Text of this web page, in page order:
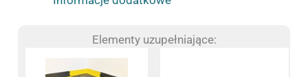
Elementy uzupełniające: